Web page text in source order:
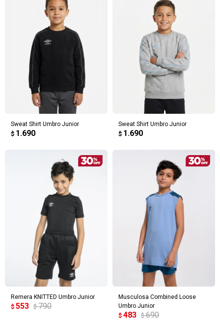
Sweat Shirt Umbro Junior
$ 1.690
Sweat Shirt Umbro Junior
$ 1.690
Remera KNITTED Umbro Junior
$ 553 $ 790
Musculosa Combined Loose
Umbro Junior
$ 483 $ 690